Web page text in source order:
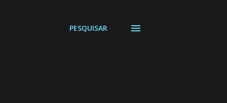
PESQUISAR